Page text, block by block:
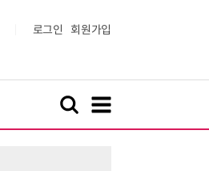
로그인 회원가입